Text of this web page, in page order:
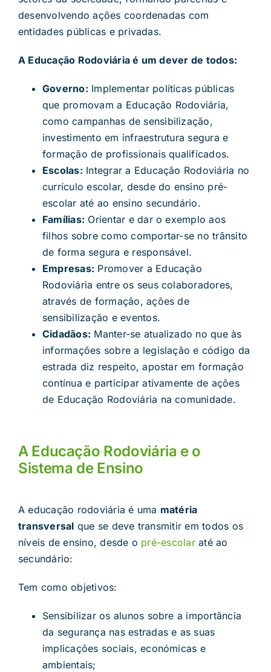
desenvolvendo ações coordenadas com
entidades públicas e privadas.
A Educação Rodoviária é um dever de todos:
Governo: Implementar políticas públicas
que promovam a Educação Rodoviária,
como campanhas de sensibilização,
investimento em infraestrutura segura e
formação de profissionais qualificados.
Escolas: Integrar a Educação Rodoviária no
currículo escolar, desde do ensino pré-
escolar até ao ensino secundário.
Famílias: Orientar e dar o exemplo aos
filhos sobre como comportar-se no trânsito
de forma segura e responsável.
Empresas: Promover a Educação
Rodoviária entre os seus colaboradores,
através de formação, ações de
sensibilização e eventos.
Cidadãos: Manter-se atualizado no que às
informações sobre a legislação e código da
estrada diz respeito, apostar em formação
contínua e participar ativamente de ações
de Educação Rodoviária na comunidade.
A Educação Rodoviária e o
Sistema de Ensino
A educação rodoviária é uma matéria
transversal que se deve transmitir em todos os
níveis de ensino, desde o pré-escolaraté ao
secundário:
Tem como objetivos:
Sensibilizar os alunos sobre a importância
da segurança nas estradas e as suas
implicações sociais, económicas e
ambientais;